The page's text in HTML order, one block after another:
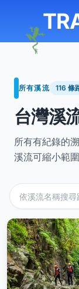
所有溪流 116 條
台灣溪
所有有紀錄的
溪流可縮小範圍